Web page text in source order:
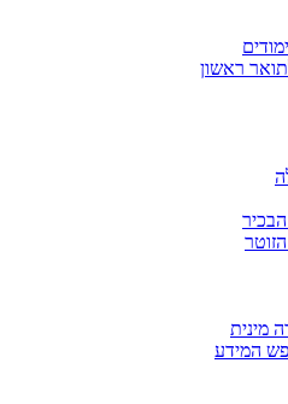
ראשון
מינית
המידע